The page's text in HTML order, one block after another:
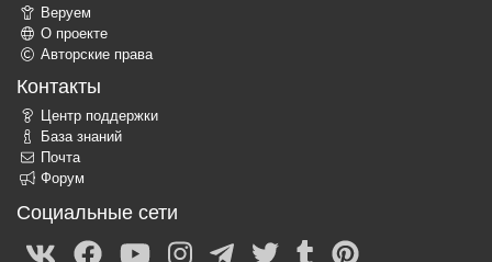
Веруем
О проекте
Авторские права
Контакты
Центр поддержки
База знаний
Почта
Форум
Социальные сети